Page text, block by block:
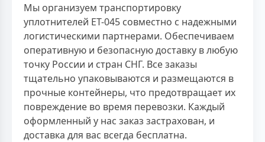
Мы организуем транспортировку
уплотнителей ЕТ-045 совместно с надежными
логистическими партнерами. Обеспечиваем
оперативную и безопасную доставку в любую
точку России и стран СНГ. Все заказы
тщательно упаковываются и размещаются в
прочные контейнеры, что предотвращает их
повреждение во время перевозки. Каждый
оформленный у нас заказ застрахован, и
доставка для вас всегда бесплатна.